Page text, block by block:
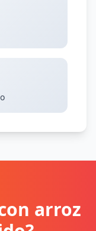
arroz